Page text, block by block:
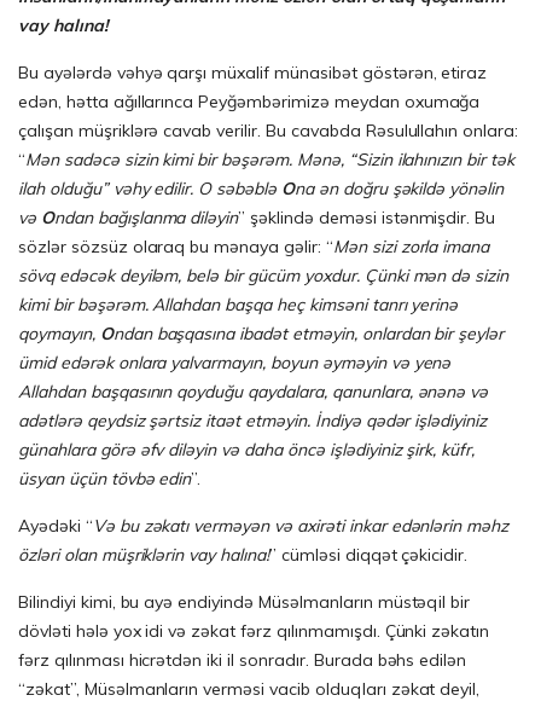
vay halına!
Bu ayələrdə vəhyə qarşı müxalif münasibət göstərən, etiraz
edən, hətta ağıllarınca Peyğəmbərimizə meydan oxumağa
çalışan müşriklərə cavab verilir. Bu cavabda Rəsulullahın onlara:
“Mən sadəcə sizin kimi bir bəşərəm. Mənə, “Sizin ilahınızın bir tək
ilah olduğu” vəhy edilir. O səbəblə Ona ən doğru şəkildə yönəlin
və Ondan bağışlanma diləyin” şəklində deməsi istənmişdir. Bu
sözlər sözsüz olaraq bu mənaya gəlir: “Mən sizi zorla imana
sövq edəcək deyiləm, belə bir gücüm yoxdur. Çünki mən də sizin
kimi bir bəşərəm. Allahdan başqa heç kimsəni tanrı yerinə
qoymayın, Ondan başqasına ibadət etməyin, onlardan bir şeylər
ümid edərək onlara yalvarmayın, boyun əyməyin və yenə
Allahdan başqasının qoyduğu qaydalara, qanunlara, ənənə və
adətlərə qeydsiz şərtsiz itaət etməyin. İndiyə qədər işlədiyiniz
günahlara görə əfv diləyin və daha öncə işlədiyiniz şirk, küfr,
üsyan üçün tövbə edin”.
Ayədəki “Və bu zəkatı verməyən və axirəti inkar edənlərin məhz
özləri olan müşriklərin vay halına!” cümləsi diqqət çəkicidir.
Bilindiyi kimi, bu ayə endiyində Müsəlmanların müstəqil bir
dövləti hələ yox idi və zəkat fərz qılınmamışdı. Çünki zəkatın
fərz qılınması hicrətdən iki il sonradır. Burada bəhs edilən
“zəkat”, Müsəlmanların verməsi vacib olduqları zəkat deyil,